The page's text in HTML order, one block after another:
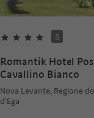
S
Romantik Hotel
Cavallino Bianco
Nova Levante, Regione
d'Ega